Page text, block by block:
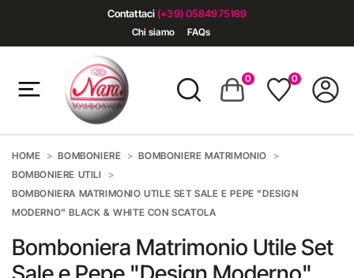
Contattaci (+39) 0584975169
Chi siamo FAQs
0 0
HOME BOMBONIERE
BOMBONIERE MATRIMONIO
BOMBONIERE UTILI
BOMBONIERA MATRIMONIO UTILE SET SALE E PEPE "DESIGN
MODERNO" BLACK & WHITE CON SCATOLA
Bomboniera Matrimonio Utile Set